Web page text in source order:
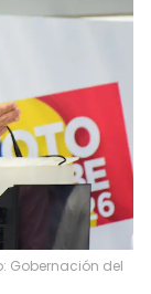
Gobernación del